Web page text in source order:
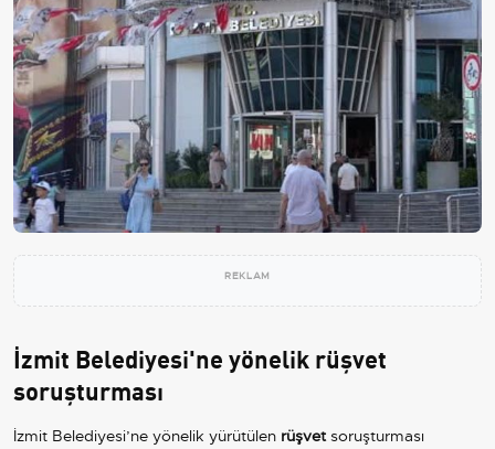
REKLAM
İzmit Belediyesi'ne yönelik rüşvet
soruşturması
İzmit Belediyesi’ne yönelik yürütülen rüşvetsoruşturması